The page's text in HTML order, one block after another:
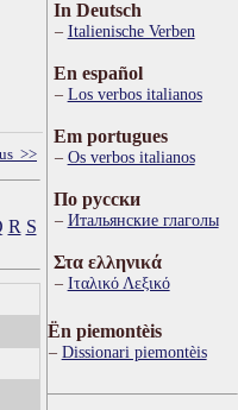
>>
R S
In Deutsch
Italienische Verben
En español
Los verbos italianos
Em portugues
Os verbos italianos
По русски
Итальянские глаголы
Στα ελληνικά
Ιταλικό Λεξικό
Ën piemontèis
Dissionari piemontèis